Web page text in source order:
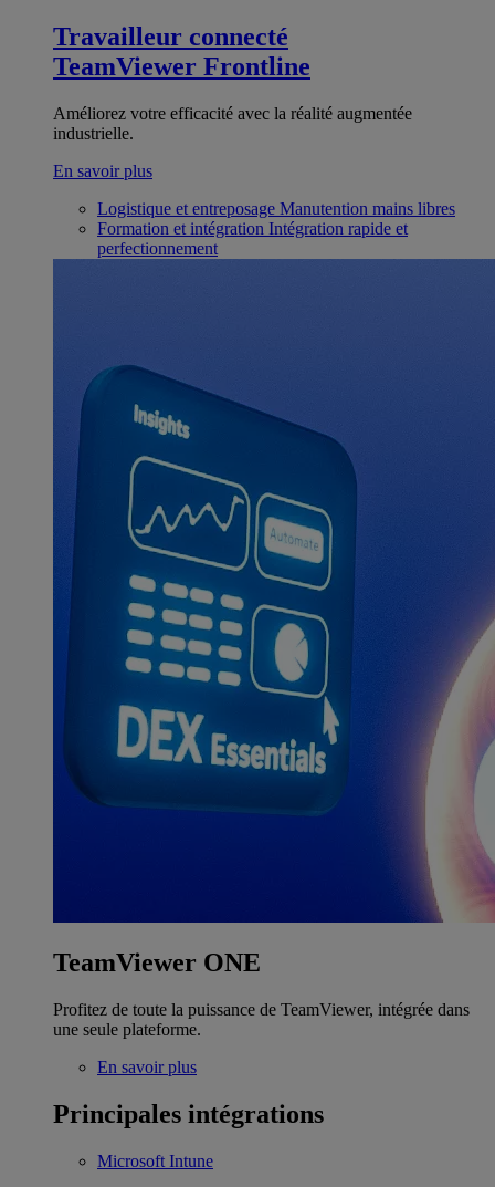
Travailleur connecté
TeamViewer Frontline
Améliorez votre efficacité avec la réalité augmentée
industrielle.
En savoir plus
Logistique et entreposage Manutention mains libres
Formation et intégration Intégration rapide et
perfectionnement
TeamViewer ONE
Profitez de toute la puissance de TeamViewer, intégrée dans
une seule plateforme.
En savoir plus
Principales intégrations
Microsoft Intune